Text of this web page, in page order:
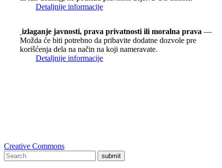
Detaljnije informacije
izlaganje javnosti, prava privatnosti ili moralna prava —
Možda će biti potrebno da pribavite dodatne dozvole pre
korišćenja dela na način na koji nameravate.
Detaljnije informacije
Creative Commons
submit